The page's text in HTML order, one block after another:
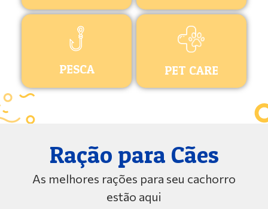
PESCA PET CARE
Ração para Cães
As melhores rações para seu cachorro
estão aqui